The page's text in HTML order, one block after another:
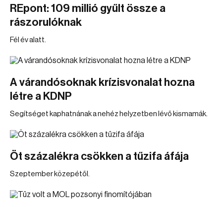
REpont: 109 millió gyűlt össze a
rászorulóknak
Fél év alatt.
A várandósoknak krízisvonalat hozna
létre a KDNP
Segítséget kaphatnának a nehéz helyzetben lévő kismamák.
Öt százalékra csökken a tűzifa áfája
Szeptember közepétől.